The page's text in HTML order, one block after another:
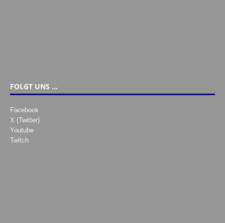
FOLGT UNS …
Facebook
X (Twitter)
Youtube
Twitch